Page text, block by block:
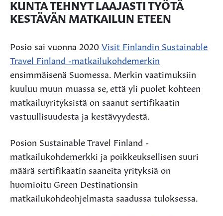
KUNTA TEHNYT LAAJASTI TYÖTÄ
KESTÄVÄN MATKAILUN ETEEN
Posio sai vuonna 2020Visit Finlandin Sustainable
Travel Finland -matkailukohdemerkin
ensimmäisenä Suomessa. Merkin vaatimuksiin
kuuluu muun muassa se, että yli puolet kohteen
matkailuyrityksistä on saanut sertifikaatin
vastuullisuudesta ja kestävyydestä.
Posion Sustainable Travel Finland -
matkailukohdemerkki ja poikkeuksellisen suuri
määrä sertifikaatin saaneita yrityksiä on
huomioitu Green Destinationsin
matkailukohdeohjelmasta saadussa tuloksessa.